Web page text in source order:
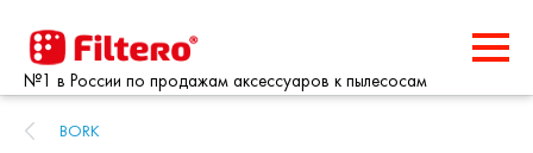
№1 в России по продажам аксессуаров к пылесосам
BORK